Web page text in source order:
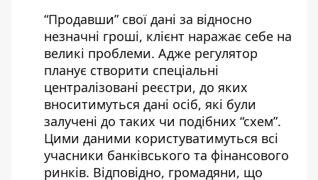
“Продавши” свої дані за відносно
незначні гроші, клієнт наражає себе на
великі проблеми. Адже регулятор
планує створити спеціальні
централізовані реєстри, до яких
вноситимуться дані осіб, які були
залучені до таких чи подібних “схем”.
Цими даними користуватимуться всі
учасники банківського та фінансового
ринків. Відповідно, громадяни, що